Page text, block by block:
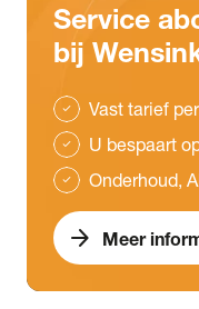
Service
bij
check Vast tarief
check U bespaart
check Onderhoud,
arrow_forward Meer